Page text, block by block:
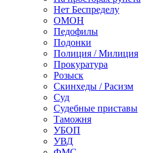
Нет Беспределу
ОМОН
Педофилы
Подонки
Полиция / Милиция
Прокуратура
Розыск
Скинхеды / Расизм
Суд
Судебные приставы
Таможня
УБОП
УВД